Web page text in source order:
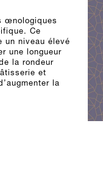
œnologiques
Ce
un niveau élevé
une longueur
la rondeur
et
la